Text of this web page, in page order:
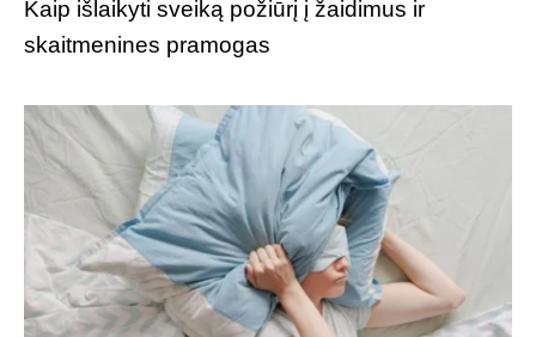
Kaip išlaikyti sveiką požiūrį į žaidimus ir
skaitmenines pramogas